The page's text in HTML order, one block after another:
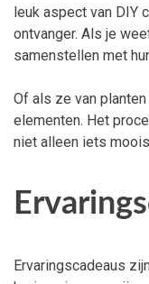
leuk aspect van DIY
ontvanger. Als je
samenstellen met
Of als ze van
elementen. Het
niet alleen iets
Ervaringscadeaus